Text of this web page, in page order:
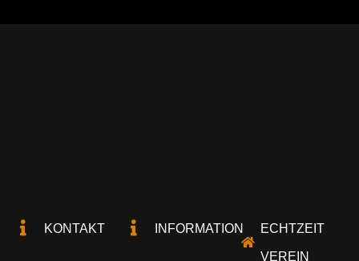
KONTAKT INFORMATION ECHTZEIT
VEREIN